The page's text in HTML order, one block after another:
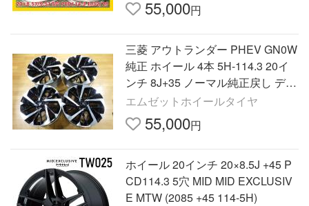
55,000円
三菱 アウトランダー PHEV GN0W
純正 ホイール 4本 5H-114.3 20イ
ンチ 8J+35 ノーマル純正戻し デリ
カ D:5 D5 エクリプスクロス RVR
流用
エムゼットホイールタイヤ
55,000円
ホイール 20インチ 20×8.5J +45 P
CD114.3 5穴 MID MID EXCLUSIV
E MTW (2085 +45 114-5H)